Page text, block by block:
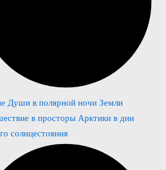
Души в полярной ночи Земли
в просторы Арктики в дни
солнцестояния